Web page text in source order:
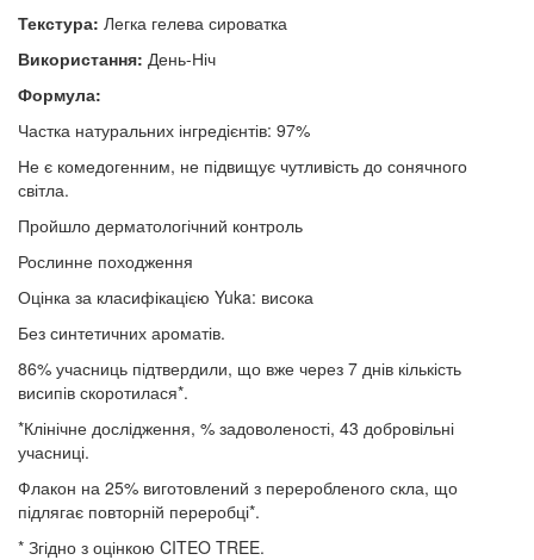
Текстура: Легка гелева сироватка
Використання: День-Ніч
Формула:
Частка натуральних інгредієнтів: 97%
Не є комедогенним, не підвищує чутливість до сонячного
світла.
Пройшло дерматологічний контроль
Рослинне походження
Оцінка за класифікацією Yuka: висока
Без синтетичних ароматів.
86% учасниць підтвердили, що вже через 7 днів кількість
висипів скоротилася*.
*Клінічне дослідження, % задоволеності, 43 добровільні
учасниці.
Флакон на 25% виготовлений з переробленого скла, що
підлягає повторній переробці*.
* Згідно з оцінкою CITEO TREE.